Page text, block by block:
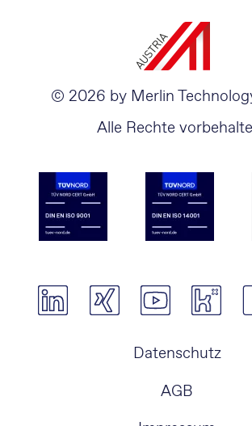
© 2026 by Merlin
Alle Rechte
Navigation
Datenschutz
AGB